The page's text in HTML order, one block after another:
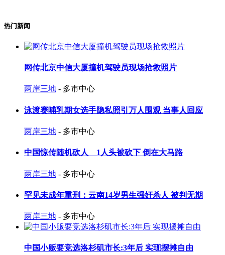
热门新闻
网传北京中信大厦撞机驾驶员现场抢救照片
两岸三地 - 多市中心
泳渡赛哺乳期女选手隐私照引万人围观 当事人回应
两岸三地 - 多市中心
中国惊传随机砍人 1人头被砍下 倒在大马路
两岸三地 - 多市中心
罕见未成年重刑：云南14岁男生强奸杀人 被判无期
两岸三地 - 多市中心
中国小贩要竞选洛杉矶市长:3年后 实现摆摊自由